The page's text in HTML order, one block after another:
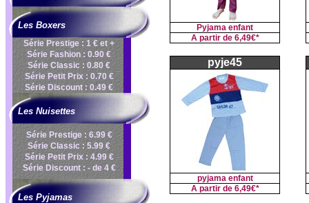
Les Boxers
Série Prestige : 1 € et +
Série Fashion : 0.90 €
Série Classic : 0.80 €
Série Petit Prix : 0.70 €
Série Discount : 0.49 €
Les Nuisettes
Série Prestige : 6.99 €
Série Classic : 5.99 €
Série Petit Prix : 4.99 €
Série Discount : - de 4 €
Les Pyjamas
Pyjama enfant
A partir de 6,49€*
pyje45
pyjama enfant
A partir de 6,49€*